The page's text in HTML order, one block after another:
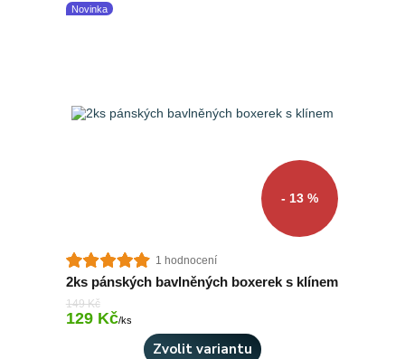
Novinka
- 13 %
1 hodnocení
2ks pánských bavlněných boxerek s klínem
149 Kč
129 Kč/ks
Zvolit variantu